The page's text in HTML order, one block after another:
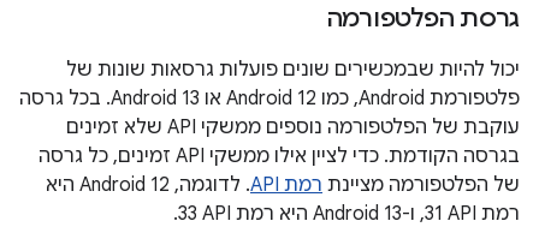
גרסת הפלטפורמה
יכול להיות שבמכשירים שונים פועלות גרסאות שונות של
פלטפורמת Android, כמו Android 12 או Android 13. בכל גרסה
עוקבת של הפלטפורמה נוספים ממשקי API שלא זמינים
בגרסה הקודמת. כדי לציין אילו ממשקי API זמינים, כל גרסה
של הפלטפורמה מציינת רמת API
. לדוגמה, Android 12 היא
רמת API‏ 31, ו-Android 13 היא רמת API‏ 33.